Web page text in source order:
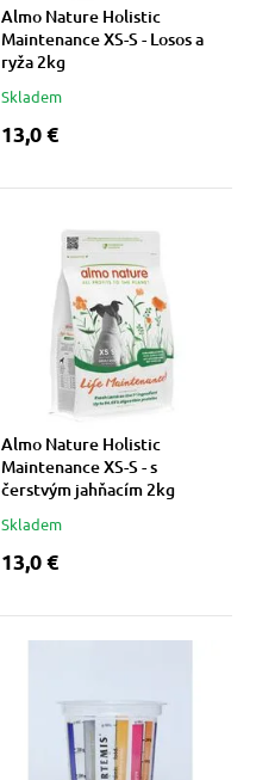
Almo Nature Holistic
Maintenance XS-S - Losos a
ryža 2kg
Skladem
13,0 €
Almo Nature Holistic
Maintenance XS-S - s
čerstvým jahňacím 2kg
Skladem
13,0 €